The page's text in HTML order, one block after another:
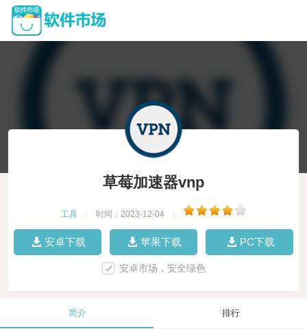
草莓加速器vnp
工具 时间：2023-12-04
安卓下载 苹果下载 PC下载
安卓市场，安全绿色
简介 排行